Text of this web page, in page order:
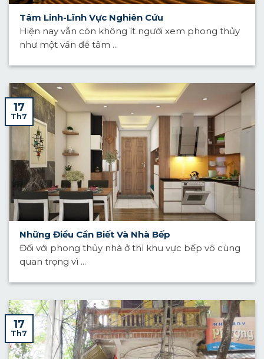
Tâm Linh-Lĩnh Vực Nghiên Cứu
Hiện nay vẫn còn không ít người xem phong thủy
như một vấn đề tâm ...
Những Điều Cần Biết Và Nhà Bếp
Đối với phong thủy nhà ở thì khu vực bếp vô cùng
quan trọng vì ...
17
Th7
17
Th7